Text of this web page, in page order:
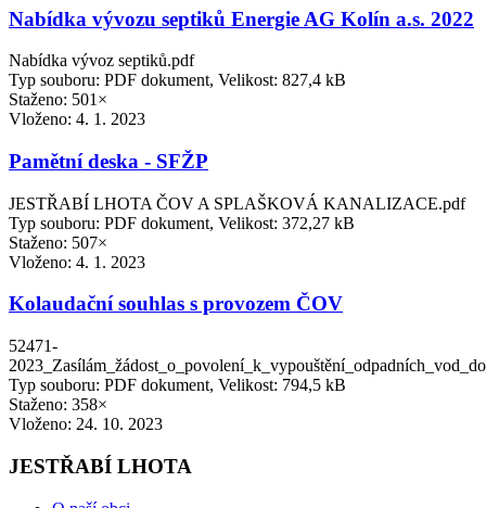
Nabídka vývozu septiků Energie AG Kolín a.s. 2022
Nabídka vývoz septiků.pdf
Typ souboru: PDF dokument, Velikost: 827,4 kB
Staženo: 501×
Vloženo: 4. 1. 2023
Pamětní deska - SFŽP
JESTŘABÍ LHOTA ČOV A SPLAŠKOVÁ KANALIZACE.pdf
Typ souboru: PDF dokument, Velikost: 372,27 kB
Staženo: 507×
Vloženo: 4. 1. 2023
Kolaudační souhlas s provozem ČOV
52471-
Typ souboru: PDF dokument, Velikost: 794,5 kB
Staženo: 358×
Vloženo: 24. 10. 2023
JESTŘABÍ LHOTA